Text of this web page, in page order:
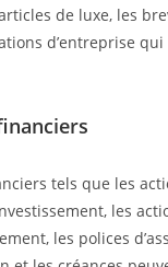
de luxe, les
d’entreprise
tels que les
les
les polices